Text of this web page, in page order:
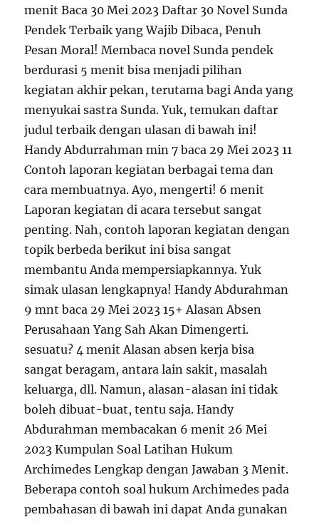
menit Baca 30 Mei 2023 Daftar 30 Novel Sunda
Pendek Terbaik yang Wajib Dibaca, Penuh
Pesan Moral! Membaca novel Sunda pendek
berdurasi 5 menit bisa menjadi pilihan
kegiatan akhir pekan, terutama bagi Anda yang
menyukai sastra Sunda. Yuk, temukan daftar
judul terbaik dengan ulasan di bawah ini!
Handy Abdurrahman min 7 baca 29 Mei 2023 11
Contoh laporan kegiatan berbagai tema dan
cara membuatnya. Ayo, mengerti! 6 menit
Laporan kegiatan di acara tersebut sangat
penting. Nah, contoh laporan kegiatan dengan
topik berbeda berikut ini bisa sangat
membantu Anda mempersiapkannya. Yuk
simak ulasan lengkapnya! Handy Abdurahman
9 mnt baca 29 Mei 2023 15+ Alasan Absen
Perusahaan Yang Sah Akan Dimengerti.
sesuatu? 4 menit Alasan absen kerja bisa
sangat beragam, antara lain sakit, masalah
keluarga, dll. Namun, alasan-alasan ini tidak
boleh dibuat-buat, tentu saja. Handy
Abdurahman membacakan 6 menit 26 Mei
2023 Kumpulan Soal Latihan Hukum
Archimedes Lengkap dengan Jawaban 3 Menit.
Beberapa contoh soal hukum Archimedes pada
pembahasan di bawah ini dapat Anda gunakan